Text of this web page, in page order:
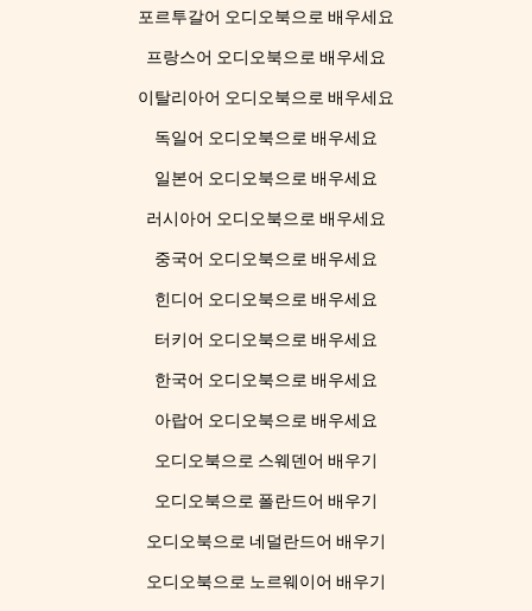
포르투갈어 오디오북으로 배우세요
프랑스어 오디오북으로 배우세요
이탈리아어 오디오북으로 배우세요
독일어 오디오북으로 배우세요
일본어 오디오북으로 배우세요
러시아어 오디오북으로 배우세요
중국어 오디오북으로 배우세요
힌디어 오디오북으로 배우세요
터키어 오디오북으로 배우세요
한국어 오디오북으로 배우세요
아랍어 오디오북으로 배우세요
오디오북으로 스웨덴어 배우기
오디오북으로 폴란드어 배우기
오디오북으로 네덜란드어 배우기
오디오북으로 노르웨이어 배우기